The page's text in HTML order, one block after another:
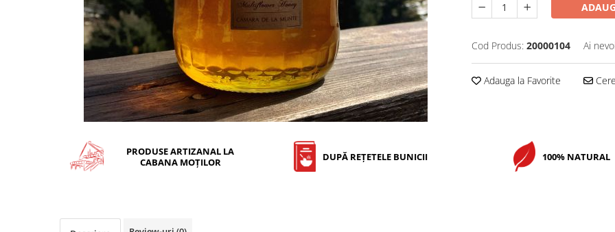
Cod Produs: 20000104 Ai
Adauga la Favorite
PRODUSE ARTIZANAL LA
CABANA MOȚILOR
DUPĂ REȚETELE BUNICII 100% NATURAL